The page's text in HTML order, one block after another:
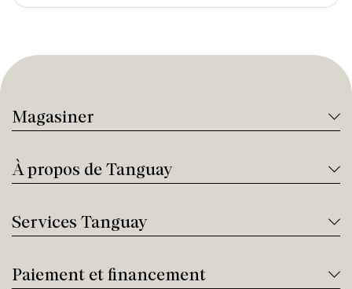
Magasiner
À propos de Tanguay
Services Tanguay
Paiement et financement